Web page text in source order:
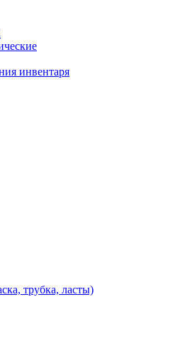
инвентаря
трубка, ласты)